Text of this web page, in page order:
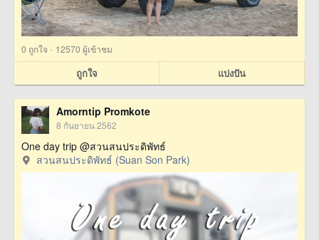
0 ถูกใจ · 12570 ผู้เข้าชม
ถูกใจ แบ่งปัน
Amorntip Promkote
8 กันยายน 2562
One day trip @สวนสนประดิพัทธ์
สวนสนประดิพัทธ์ (Suan Son Park)